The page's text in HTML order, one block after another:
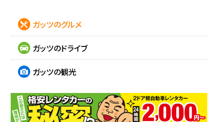
ガッツのグルメ
ガッツのドライブ
ガッツの観光